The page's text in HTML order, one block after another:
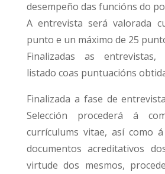
desempeño das funcións do
A entrevista será valorada
punto e un máximo de 25
Finalizadas as entrevistas,
listado coas puntuacións
Finalizada a fase de
Selección procederá á
currículums vitae, así como
documentos acreditativos
virtude dos mesmos,